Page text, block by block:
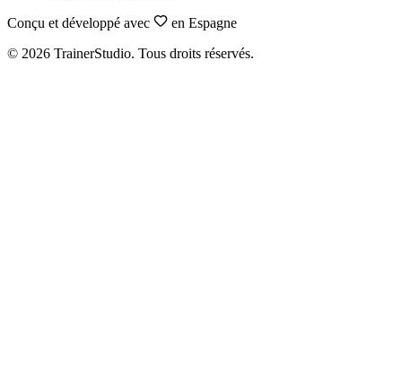
Conçu et développé avec
en Espagne
© 2026 TrainerStudio. Tous droits réservés.